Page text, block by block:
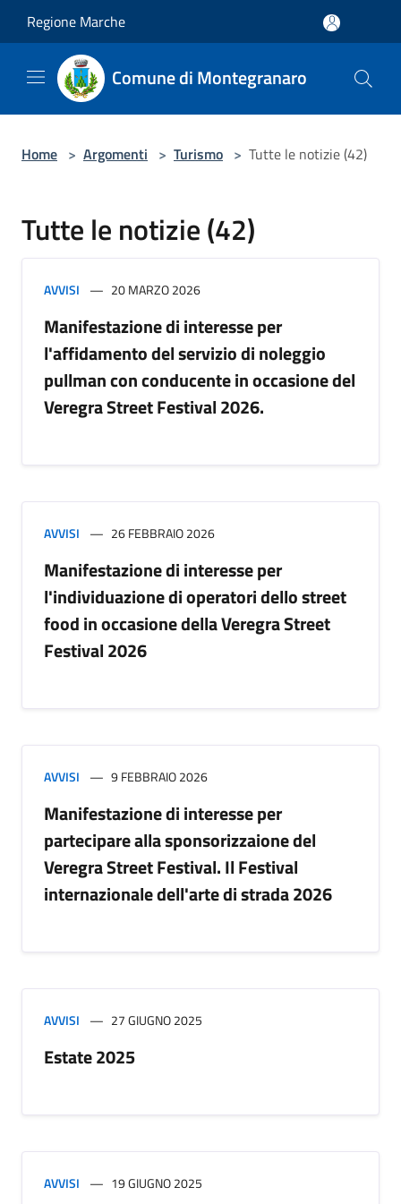
Regione Marche
Comune di Montegranaro
Home > Argomenti > Turismo > Tutte le notizie (42)
Tutte le notizie (42)
AVVISI 20 MARZO 2026
Manifestazione di interesse per
l'affidamento del servizio di noleggio
pullman con conducente in occasione del
Veregra Street Festival 2026.
AVVISI 26 FEBBRAIO 2026
Manifestazione di interesse per
l'individuazione di operatori dello street
food in occasione della Veregra Street
Festival 2026
AVVISI 9 FEBBRAIO 2026
Manifestazione di interesse per
partecipare alla sponsorizzaione del
Veregra Street Festival. Il Festival
internazionale dell'arte di strada 2026
AVVISI 27 GIUGNO 2025
Estate 2025
AVVISI 19 GIUGNO 2025